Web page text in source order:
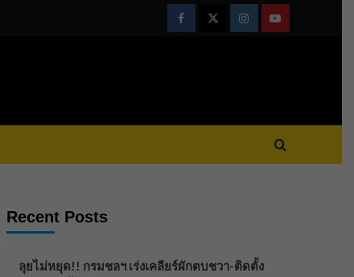
FacebookTwitterInstagramYoutube
Recent Posts
ลุยไม่หยุด!! กรมชลฯ เร่งเคลียร์ผักตบชวา-ติดตั้ง